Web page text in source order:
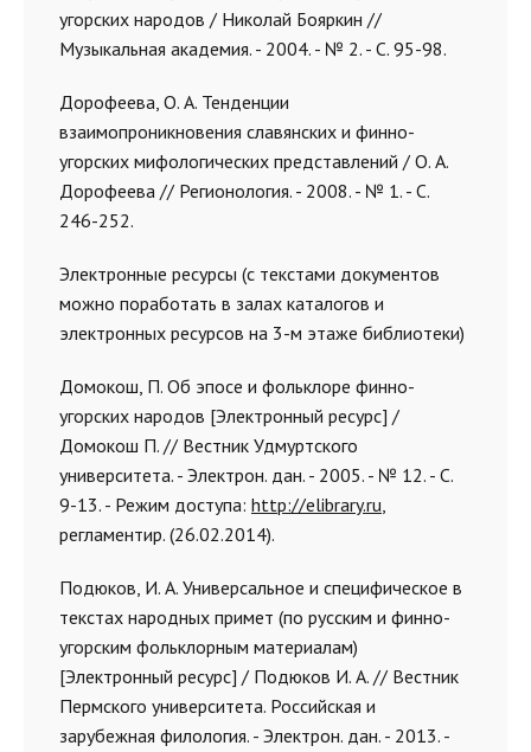
угорских народов / Николай Бояркин //
Музыкальная академия. - 2004. - № 2. - С. 95-98.
Дорофеева, О. А. Тенденции
взаимопроникновения славянских и финно-
угорских мифологических представлений / О. А.
Дорофеева // Регионология. - 2008. - № 1. - C.
246-252.
Электронные ресурсы (с текстами документов
можно поработать в залах каталогов и
электронных ресурсов на 3-м этаже библиотеки)
Домокош, П. Об эпосе и фольклоре финно-
угорских народов [Электронный ресурс] /
Домокош П. // Вестник Удмуртского
университета. - Электрон. дан. - 2005. - № 12. - С.
9-13. - Режим доступа: http://elibrary.ru,
регламентир. (26.02.2014).
Подюков, И. А. Универсальное и специфическое в
текстах народных примет (по русским и финно-
угорским фольклорным материалам)
[Электронный ресурс] / Подюков И. А. // Вестник
Пермского университета. Российская и
зарубежная филология. - Электрон. дан. - 2013. -